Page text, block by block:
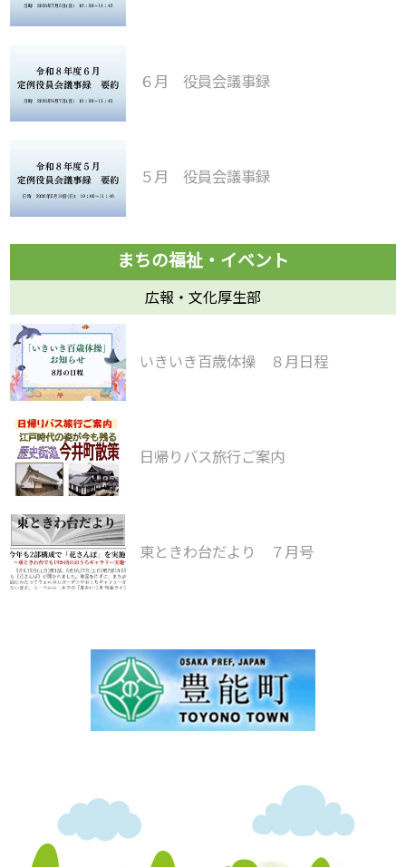
６月 役員会議事録
５月 役員会議事録
広報・文化厚生部
いきいき百歳体操 ８月日程
日帰りバス旅行ご案内
東ときわ台だより ７月号